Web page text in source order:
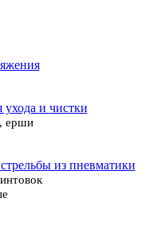
ухода и чистки
ерши
из пневматики